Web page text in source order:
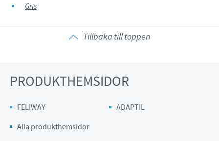
Gris
Tillbaka till toppen
PRODUKTHEMSIDOR
FELIWAY
ADAPTIL
Alla produkthemsidor